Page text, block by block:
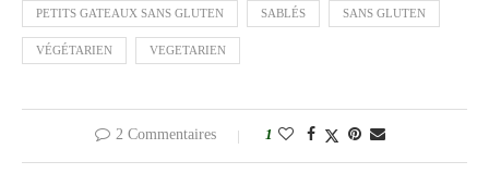
PETITS GATEAUX SANS GLUTEN SABLÉS SANS GLUTEN
VÉGÉTARIEN VEGETARIEN
2 Commentaires 1